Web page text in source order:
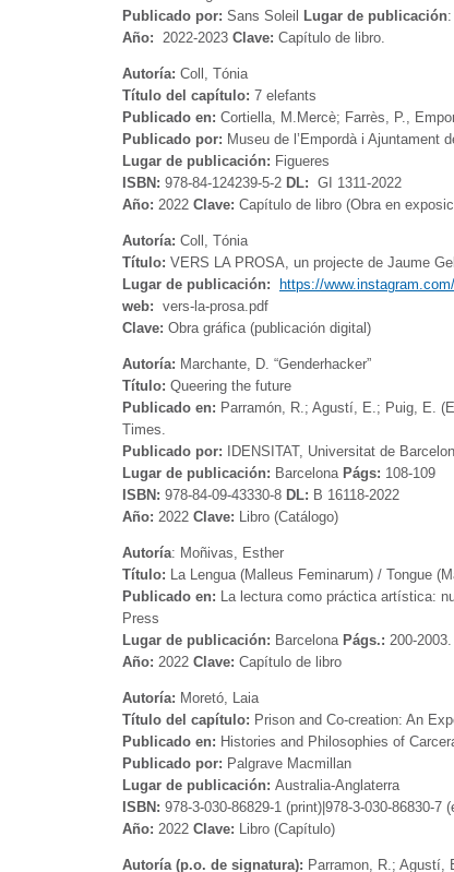
Publicado por: Sans Soleil Lugar de publicación
Año: 2022-2023 Clave: Capítulo de libro.
Autoría: Coll, Tónia
Título del capítulo: 7 elefants
Publicado en: Cortiella, M.Mercè; Farrès, P.,
Publicado por: Museu de l’Empordà i Ajuntament
Lugar de publicación: Figueres
ISBN: 978-84-124239-5-2 DL: GI 1311-2022
Año: 2022 Clave: Capítulo de libro (Obra en
Autoría: Coll, Tónia
Título: VERS LA PROSA, un projecte de Jaume
Lugar de publicación:
https://
web: vers-la-prosa.pdf
Clave: Obra gráfica (publicación digital)
Autoría: Marchante, D. “Genderhacker”
Título: Queering the future
Publicado en: Parramón, R.; Agustí, E.; Puig, E.
Times.
Publicado por:
IDENSITAT, Universitat de
Lugar de publicación: Barcelona Págs: 108-109
ISBN: 978-84-09-43330-8 DL: B 16118-2022
Año: 2022 Clave: Libro (Catálogo)
Autoría: Moñivas, Esther
Título: La Lengua (Malleus Feminarum) / Tongue
Publicado en: La lectura como práctica artística:
Press
Lugar de publicación: BarcelonaPágs.: 200-2003.
Año: 2022 Clave: Capítulo de libro
Autoría: Moretó, Laia
Título del capítulo: Prison and Co-creation: An
Publicado en: Histories and Philosophies of
Publicado por: Palgrave Macmillan
Lugar de publicación: Australia-Anglaterra
ISBN: 978-3-030-86829-1 (print)|978-3-030-86830-7
Año: 2022 Clave: Libro (Capítulo)
Autoría (p.o. de signatura): Parramon, R.; Agustí,